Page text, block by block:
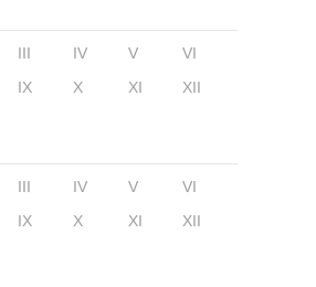
III IV V
VI
IX X XI XII
III IV V
VI
IX X XI XII